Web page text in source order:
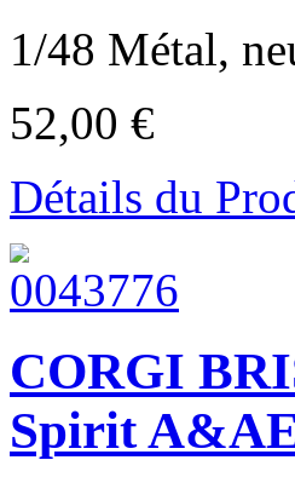
1/48 Métal,
52,00 €
Détails du
CORGI
Spirit